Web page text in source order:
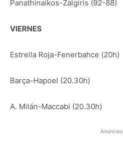
Panathinaikos-Zalgiris (92-88)
VIERNES
Estrella Roja-Fenerbahce (20h)
Barça-Hapoel (20.30h)
A. Milán-Maccabi (20.30h)
Anuncios